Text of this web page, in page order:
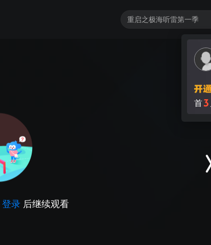
首3
登录 后继续观看